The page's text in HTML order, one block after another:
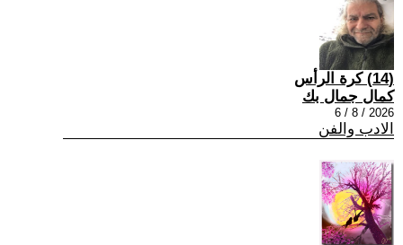
(14) كرة الرأس
كمال جمال بك
2026 / 8 / 6
الادب والفن